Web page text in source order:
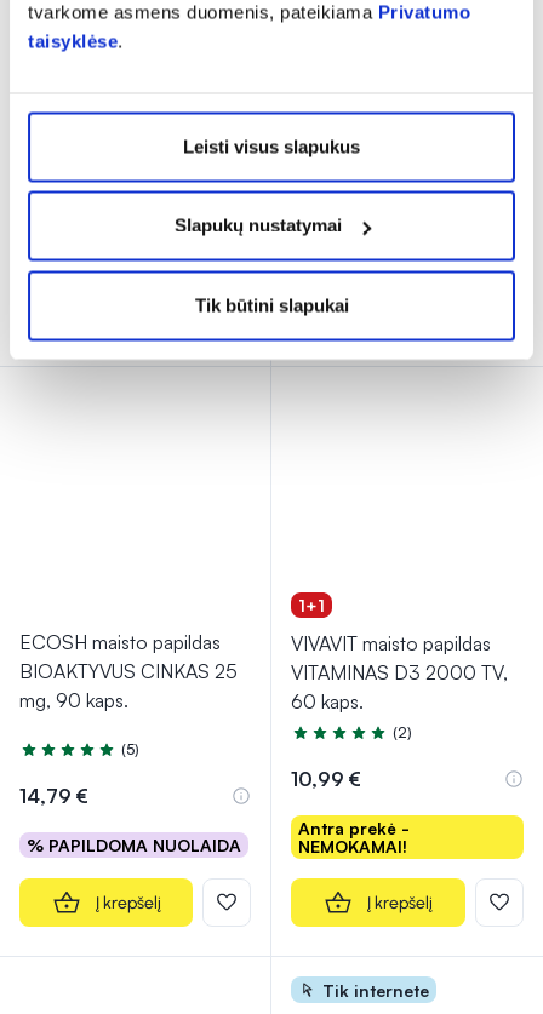
tvarkome asmens duomenis, pateikiama Privatumo
taisyklėse.
Leisti visus slapukus
Slapukų nustatymai
Tik būtini slapukai
-25%
Įvertinimas 5.0 iš 5
% PAPILDOMA NUOLAIDA % PAPILDOMA NUOLAIDA
ECOSH maisto papildas
BIOAKTYVUS CINKAS 25
mg, 90 kaps.
Įvertinimas 5.0 iš 5
(5)
14,79 €
% PAPILDOMA NUOLAIDA
Į krepšelį
1+1
VIVAVIT maisto papildas
VITAMINAS D3 2000 TV,
60 kaps.
Įvertinimas 5.0 iš 5
(2)
10,99 €
Antra prekė -
NEMOKAMAI!
Į krepšelį
Tik internete